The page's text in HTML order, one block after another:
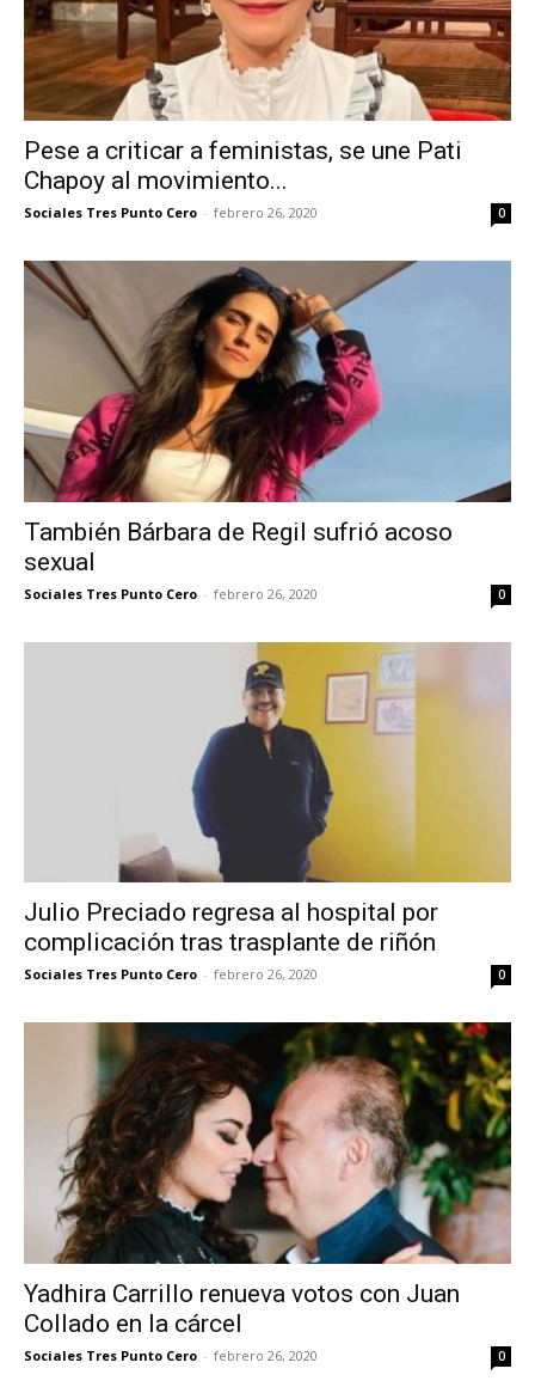
Pese a criticar a feministas, se une Pati
Chapoy al movimiento...
Sociales Tres Punto Cero - febrero 26, 2020 0
También Bárbara de Regil sufrió acoso
sexual
Sociales Tres Punto Cero - febrero 26, 2020 0
Julio Preciado regresa al hospital por
complicación tras trasplante de riñón
Sociales Tres Punto Cero - febrero 26, 2020 0
Yadhira Carrillo renueva votos con Juan
Collado en la cárcel
Sociales Tres Punto Cero - febrero 26, 2020 0